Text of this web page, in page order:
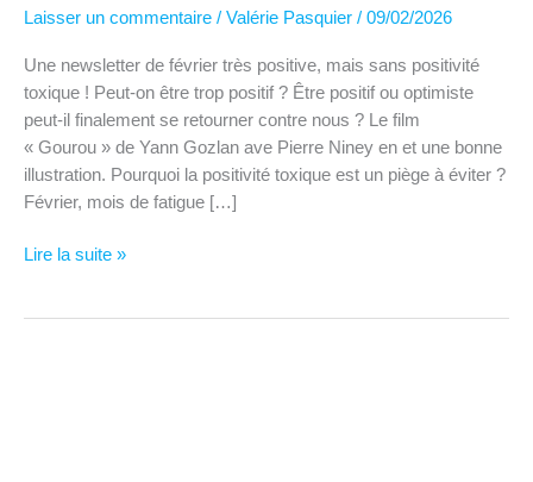
Laisser un commentaire / Valérie Pasquier / 09/02/2026
Une newsletter de février très positive, mais sans positivité
toxique ! Peut-on être trop positif ? Être positif ou optimiste
peut-il finalement se retourner contre nous ? Le film
« Gourou » de Yann Gozlan ave Pierre Niney en et une bonne
illustration. Pourquoi la positivité toxique est un piège à éviter ?
Février, mois de fatigue […]
Newsletter
Lire la suite »